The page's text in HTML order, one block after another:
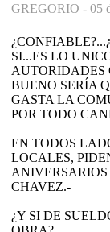
GREGORIO - 05
SI...ES LO
AUTORIDADES
BUENO SERÍA
GASTA LA
POR TODO
EN TODOS
LOCALES,
ANIVERSARIOS
CHAVEZ.-
¿Y SI DE